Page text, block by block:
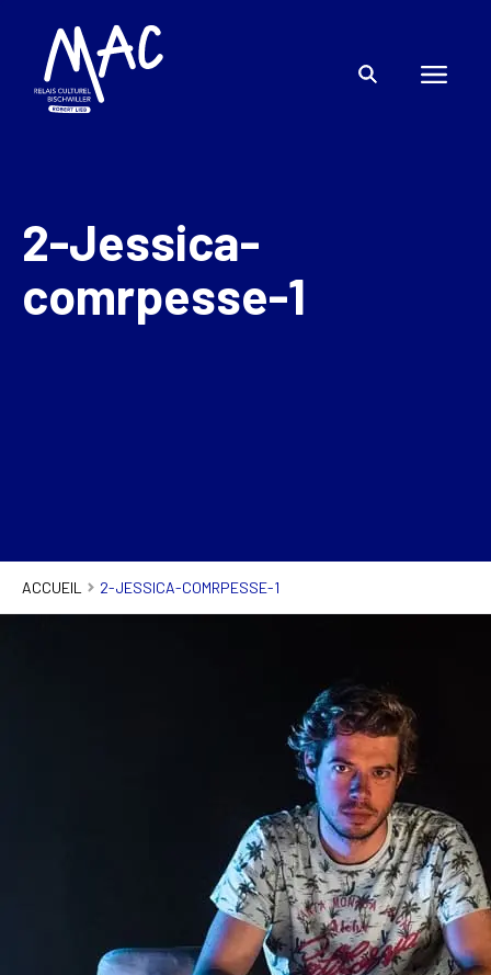
2-Jessica-
comrpesse-1
ACCUEIL 2-JESSICA-COMRPESSE-1